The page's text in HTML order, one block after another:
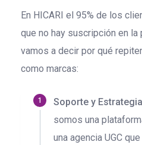
En HICARI el 95% de los
que no hay suscripción en la
vamos a decir por qué
como marcas:
Soporte y Estrategia
somos una
una agencia UGC